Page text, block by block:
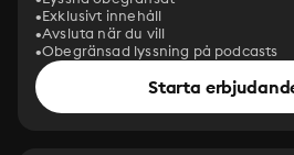
Exklusivt innehåll
Avsluta när du vill
Obegränsad lyssning på podcasts
Starta